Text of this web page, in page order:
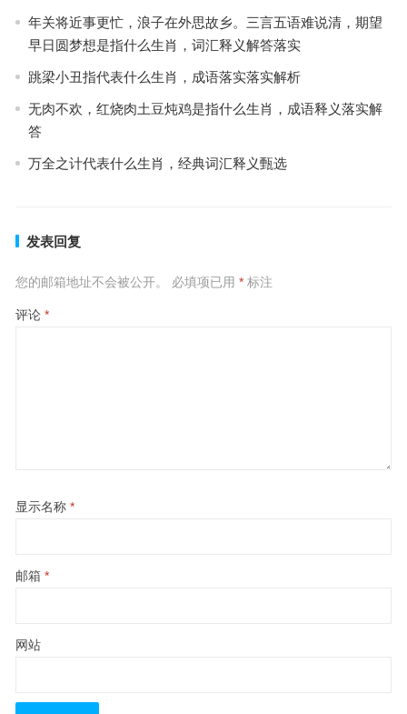
年关将近事更忙，浪子在外思故乡。三言五语难说清，期望
早日圆梦想是指什么生肖，词汇释义解答落实
跳梁小丑指代表什么生肖，成语落实落实解析
无肉不欢，红烧肉土豆炖鸡是指什么生肖，成语释义落实解
答
万全之计代表什么生肖，经典词汇释义甄选
发表回复
您的邮箱地址不会被公开。 必填项已用 *标注
评论 *
显示名称 *
邮箱 *
网站